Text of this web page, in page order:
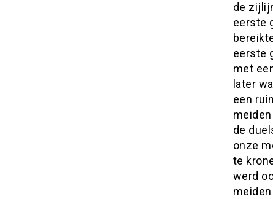
de
eerste
eerste
met
later
een
de
onze
te
werd